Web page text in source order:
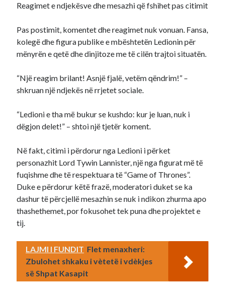
Reagimet e ndjekësve dhe mesazhi që fshihet pas citimit
Pas postimit, komentet dhe reagimet nuk vonuan. Fansa,
kolegë dhe figura publike e mbështetën Ledionin për
mënyrën e qetë dhe dinjitoze me të cilën trajtoi situatën.
“Një reagim brilant! Asnjë fjalë, vetëm qëndrim!” –
shkruan një ndjekës në rrjetet sociale.
“Ledioni e tha më bukur se kushdo: kur je luan, nuk i
dëgjon delet!” – shtoi një tjetër koment.
Në fakt, citimi i përdorur nga Ledioni i përket
personazhit Lord Tywin Lannister, një nga figurat më të
fuqishme dhe të respektuara të “Game of Thrones”.
Duke e përdorur këtë frazë, moderatori duket se ka
dashur të përcjellë mesazhin se nuk i ndikon zhurma apo
thashethemet, por fokusohet tek puna dhe projektet e
tij.
LAJMI I FUNDIT Flet menaxheri:
Zbulohet shkaku i vètetë i vdèkjes
së Shpat Kasapit